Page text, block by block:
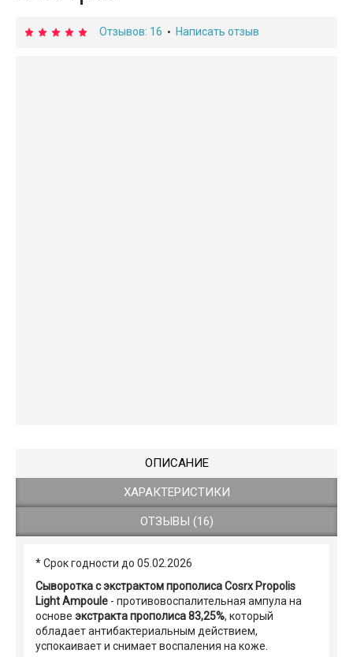
Отзывов: 16 • Написать отзыв
ОПИСАНИЕ
ХАРАКТЕРИСТИКИ
ОТЗЫВЫ (16)
* Срок годности до 05.02.2026
Сыворотка с экстрактом прополиса Cosrx Propolis
Light Ampoule - противовоспалительная ампула на
основе экстракта прополиса83,25%, который
обладает антибактериальным действием,
успокаивает и снимает воспаления на коже.